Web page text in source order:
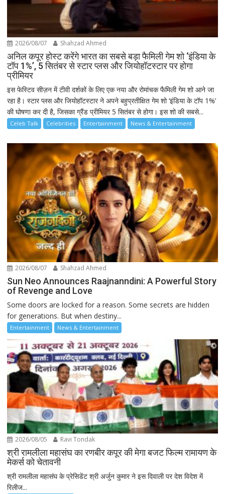
2026/08/07 Shahzad Ahmed
अनिल कपूर होस्ट करेंगे भारत का सबसे बड़ा फैमिली गेम शो ‘इंडिया के
टॉप 1%’, 5 सितंबर से स्टार प्लस और जियोहॉटस्टार पर होगा
प्रीमियर
इस फेस्टिव सीज़न में टीवी दर्शकों के लिए एक नया और रोमांचक फैमिली गेम शो आने जा
रहा है। स्टार प्लस और जियोहॉटस्टार ने अपने बहुप्रतीक्षित गेम शो ‘इंडिया के टॉप 1%’
की घोषणा कर दी है, जिसका ग्रैंड प्रीमियर 5 सितंबर से होगा। इस शो की सबसे...
Celeb Talk Celebrities Entertainment News & Entertainment
2026/08/07 Shahzad Ahmed
Sun Neo Announces Raajnanndini: A Powerful Story
of Revenge and Love
Some doors are locked for a reason. Some secrets are hidden
for generations. But when destiny...
Entertainment News & Entertainment
2026/08/05 Ravi Tondak
श्री रामलीला महासंघ का रणबीर कपूर की मेगा बजट फिल्म रामायण के
मेकर्स को चेतावनी
श्री रामलीला महासंघ के प्रेसिडेंट श्री अर्जुन कुमार ने इस दिवाली पर देश विदेश में
रिलीज...